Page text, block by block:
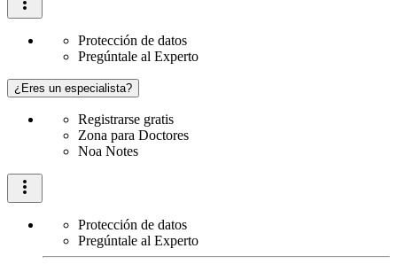
Protección de datos
Pregúntale al Experto
¿Eres un especialista?
Registrarse gratis
Zona para Doctores
Noa Notes
Protección de datos
Pregúntale al Experto